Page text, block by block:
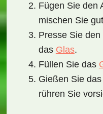
Fügen Sie den
mischen Sie
Presse Sie
das Glas.
Füllen Sie das
Gießen Sie das
rühren Sie